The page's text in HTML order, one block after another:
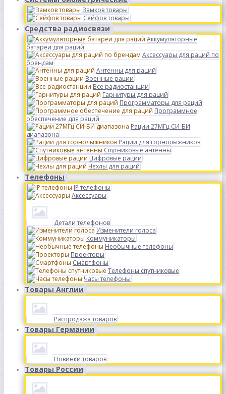
Замков товары
Сейфов товары
Средства радиосвязи
Аккумуляторные
батареи для раций
Аксессуары для раций по
брендам
Антенны для раций
Военные рации
Все радиостанции
Гарнитуры для раций
Программаторы для раций
Программное
обеспечение для раций
Рации 27МГц СИ-БИ
диапазона
Рации для горнолыжников
Спутниковые антенны
Цифровые рации
Чехлы для раций
Телефоны
IP телефоны
Аксессуары
Детали телефонов
Изменители голоса
Коммуникаторы
Необычные телефоны
Проекторы
Смартфоны
Телефоны спутниковые
Часы телефоны
Товары Англии
Распродажа товаров
Товары Германии
Новинки товаров
Товары России